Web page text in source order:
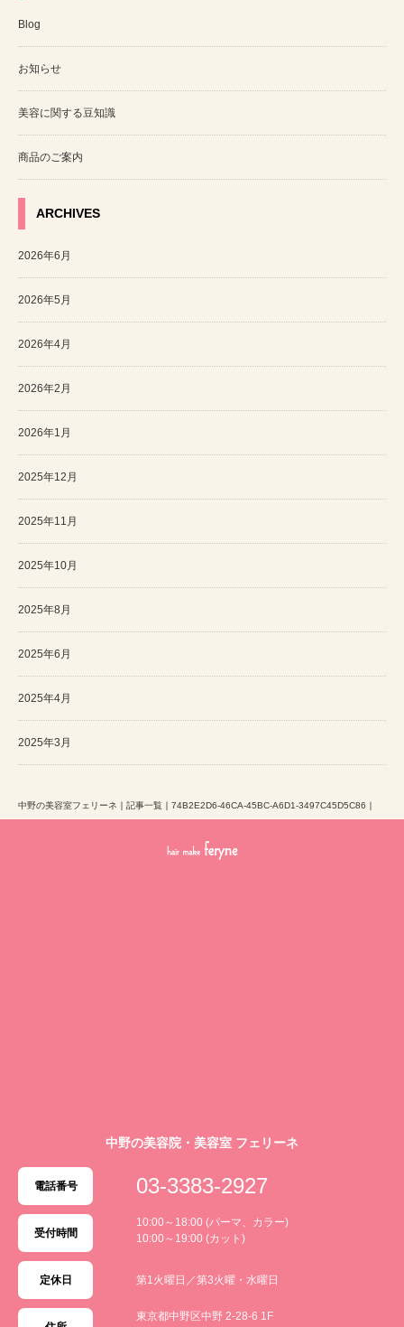
Blog
お知らせ
美容に関する豆知識
商品のご案内
ARCHIVES
2026年6月
2026年5月
2026年4月
2026年2月
2026年1月
2025年12月
2025年11月
2025年10月
2025年8月
2025年6月
2025年4月
2025年3月
中野の美容室フェリーネ ｜ 記事一覧 ｜ 74B2E2D6-46CA-45BC-A6D1-3497C45D5C86 ｜
中野の美容院・美容室 フェリーネ
電話番号 03-3383-2927
受付時間
10:00～18:00 (パーマ、カラー)
10:00～19:00 (カット)
定休日 第1火曜日／第3火曜・水曜日
東京都中野区中野 2-28-6 1F